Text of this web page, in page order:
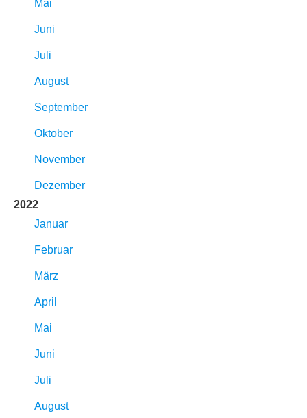
Mai
Juni
Juli
August
September
Oktober
November
Dezember
2022
Januar
Februar
März
April
Mai
Juni
Juli
August